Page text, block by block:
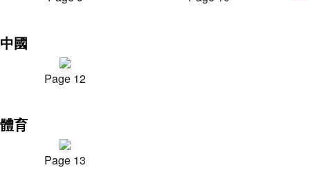
中國
Page 12
體育
Page 13